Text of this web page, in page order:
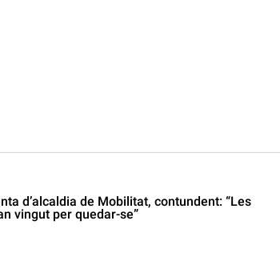
d’alcaldia de Mobilitat, contundent: “Les
vingut per quedar-se”